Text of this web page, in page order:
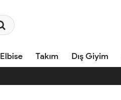
Elbise Takım Dış Giyim